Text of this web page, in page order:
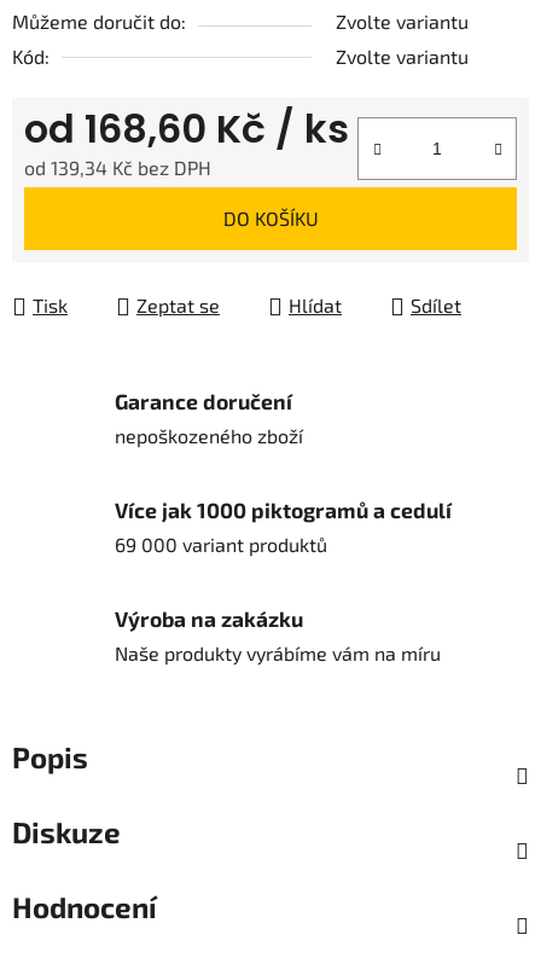
Můžeme doručit do:
Zvolte variantu
Kód:
Zvolte variantu
od 168,60 Kč / ks
od 139,34 Kč bez DPH
DO KOŠÍKU
Tisk Zeptat se Hlídat Sdílet
Garance doručení
nepoškozeného zboží
Více jak 1000 piktogramů a cedulí
69 000 variant produktů
Výroba na zakázku
Naše produkty vyrábíme vám na míru
Popis
Diskuze
Hodnocení